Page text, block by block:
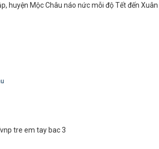
huyện Mộc Châu náo nức mỗi độ Tết đến Xuân